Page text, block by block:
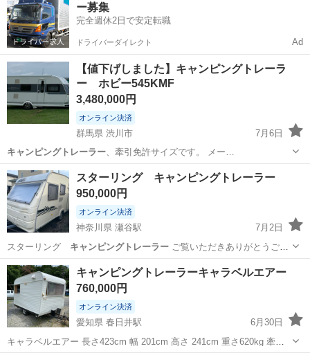
ー募集
完全週休2日で安定転職
ドライバーダイレクト Ad
【値下げしました】キャンピングトレーラ
ー ホビー545KMF
3,480,000円
オンライン決済
群馬県 渋川市
7月6日
キャンピングトレーラー
、牽引免許サイズです。 メー…
群馬 渋川市 その他
スターリング キャンピングトレーラー
950,000円
オンライン決済
神奈川県 瀬谷駅
7月2日
スターリング キャンピングトレーラーご覧いただきありがとうご
ざ…
神奈川 横浜市 瀬谷駅 その他 キャンピングトレーラー
キャンピングトレーラーキャラベルエアー
760,000円
オンライン決済
愛知県 春日井駅
6月30日
キャラベルエアー 長さ423cm 幅 201cm 高さ 241cm 重さ620kg 牽引
免許不要 カフェスタンドとしてオープン予定でしたが実店舗での営業